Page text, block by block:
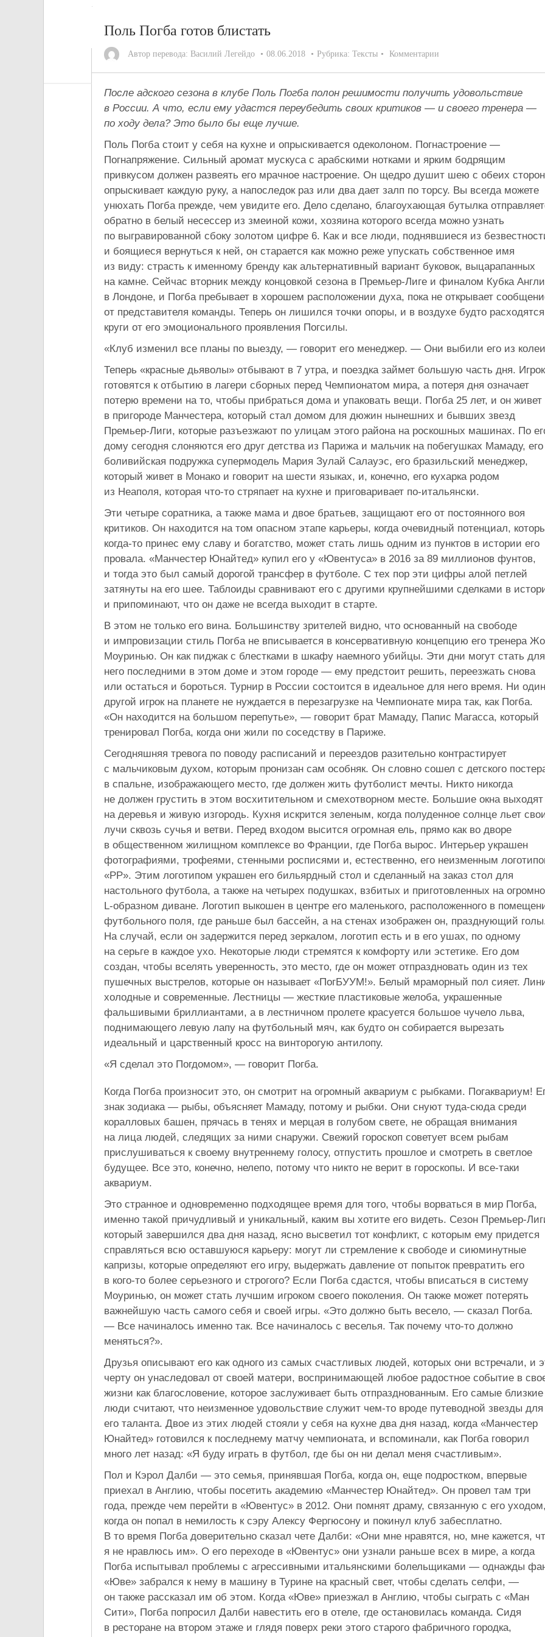
Поль Погба готов блистать
Автор перевода: Василий Легейдо 08.06.2018 Рубрика: Тексты Комментарии
После адского сезона в клубе Поль Погба полон решимости получить удовольствие
в России. А что, если ему удастся переубедить своих критиков — и своего тренера —
по ходу дела? Это было бы еще лучше.
Поль Погба стоит у себя на кухне и опрыскивается одеколоном. Погнастроение —
Погнапряжение. Сильный аромат мускуса с арабскими нотками и ярким бодрящим
привкусом должен развеять его мрачное настроение. Он щедро душит шею с обеих
опрыскивает каждую руку, а напоследок раз или два дает залп по торсу. Вы всегда можете
унюхать Погба прежде, чем увидите его. Дело сделано, благоухающая бутылка
обратно в белый несессер из змеиной кожи, хозяина которого всегда можно узнать
по выгравированной сбоку золотом цифре 6. Как и все люди, поднявшиеся из
и боящиеся вернуться к ней, он старается как можно реже упускать собственное имя
из виду: страсть к именному бренду как альтернативный вариант буковок, выцарапанных
на камне. Сейчас вторник между концовкой сезона в Премьер-Лиге и финалом Кубка
в Лондоне, и Погба пребывает в хорошем расположении духа, пока не открывает
от представителя команды. Теперь он лишился точки опоры, и в воздухе будто расходятся
круги от его эмоционального проявления Погсилы.
«Клуб изменил все планы по выезду, — говорит его менеджер. — Они выбили его из
Теперь «красные дьяволы» отбывают в 7 утра, и поездка займет большую часть дня.
готовятся к отбытию в лагери сборных перед Чемпионатом мира, а потеря дня означает
потерю времени на то, чтобы прибраться дома и упаковать вещи. Погба 25 лет, и он живет
в пригороде Манчестера, который стал домом для дюжин нынешних и бывших звезд
Премьер-Лиги, которые разъезжают по улицам этого района на роскошных машинах. По
дому сегодня слоняются его друг детства из Парижа и мальчик на побегушках Мамаду, его
боливийская подружка супермодель Мария Зулай Салауэс, его бразильский менеджер,
который живет в Монако и говорит на шести языках, и, конечно, его кухарка родом
из Неаполя, которая что-то стряпает на кухне и приговаривает по-итальянски.
Эти четыре соратника, а также мама и двое братьев, защищают его от постоянного воя
критиков. Он находится на том опасном этапе карьеры, когда очевидный потенциал,
когда-то принес ему славу и богатство, может стать лишь одним из пунктов в истории его
провала. «Манчестер Юнайтед» купил его у «Ювентуса» в 2016 за 89 миллионов фунтов,
и тогда это был самый дорогой трансфер в футболе. С тех пор эти цифры алой петлей
затянуты на его шее. Таблоиды сравнивают его с другими крупнейшими сделками в
и припоминают, что он даже не всегда выходит в старте.
В этом не только его вина. Большинству зрителей видно, что основанный на свободе
и импровизации стиль Погба не вписывается в консервативную концепцию его тренера
Моуринью. Он как пиджак с блестками в шкафу наемного убийцы. Эти дни могут стать для
него последними в этом доме и этом городе — ему предстоит решить, переезжать снова
или остаться и бороться. Турнир в России состоится в идеальное для него время. Ни один
другой игрок на планете не нуждается в перезагрузке на Чемпионате мира так, как Погба.
«Он находится на большом перепутье», — говорит брат Мамаду, Папис Магасса, который
тренировал Погба, когда они жили по соседству в Париже.
Сегодняшняя тревога по поводу расписаний и переездов разительно контрастирует
с мальчиковым духом, которым пронизан сам особняк. Он словно сошел с детского
в спальне, изображающего место, где должен жить футболист мечты. Никто никогда
не должен грустить в этом восхитительном и смехотворном месте. Большие окна выходят
на деревья и живую изгородь. Кухня искрится зеленым, когда полуденное солнце льет
лучи сквозь сучья и ветви. Перед входом высится огромная ель, прямо как во дворе
в общественном жилищном комплексе во Франции, где Погба вырос. Интерьер украшен
фотографиями, трофеями, стенными росписями и, естественно, его неизменным
«PP». Этим логотипом украшен его бильярдный стол и сделанный на заказ стол для
настольного футбола, а также на четырех подушках, взбитых и приготовленных на
L-образном диване. Логотип выкошен в центре его маленького, расположенного в
футбольного поля, где раньше был бассейн, а на стенах изображен он, празднующий
На случай, если он задержится перед зеркалом, логотип есть и в его ушах, по одному
на серьге в каждое ухо. Некоторые люди стремятся к комфорту или эстетике. Его дом
создан, чтобы вселять уверенность, это место, где он может отпраздновать один из тех
пушечных выстрелов, которые он называет «ПогБУУМ!». Белый мраморный пол сияет.
холодные и современные. Лестницы — жесткие пластиковые желоба, украшенные
фальшивыми бриллиантами, а в лестничном пролете красуется большое чучело льва,
поднимающего левую лапу на футбольный мяч, как будто он собирается вырезать
идеальный и царственный кросс на винторогую антилопу.
«Я сделал это Погдомом», — говорит Погба.
Когда Погба произносит это, он смотрит на огромный аквариум с рыбками. Погаквариум!
знак зодиака — рыбы, объясняет Мамаду, потому и рыбки. Они снуют туда-сюда среди
коралловых башен, прячась в тенях и мерцая в голубом свете, не обращая внимания
на лица людей, следящих за ними снаружи. Свежий гороскоп советует всем рыбам
прислушиваться к своему внутреннему голосу, отпустить прошлое и смотреть в светлое
будущее. Все это, конечно, нелепо, потому что никто не верит в гороскопы. И все-таки
аквариум.
Это странное и одновременно подходящее время для того, чтобы ворваться в мир Погба,
именно такой причудливый и уникальный, каким вы хотите его видеть. Сезон Премьер-
который завершился два дня назад, ясно высветил тот конфликт, с которым ему придется
справляться всю оставшуюся карьеру: могут ли стремление к свободе и сиюминутные
капризы, которые определяют его игру, выдержать давление от попыток превратить его
в кого-то более серьезного и строгого? Если Погба сдастся, чтобы вписаться в систему
Моуринью, он может стать лучшим игроком своего поколения. Он также может потерять
важнейшую часть самого себя и своей игры. «Это должно быть весело, — сказал Погба.
— Все начиналось именно так. Все начиналось с веселья. Так почему что-то должно
меняться?».
Друзья описывают его как одного из самых счастливых людей, которых они встречали, и
черту он унаследовал от своей матери, воспринимающей любое радостное событие в
жизни как благословение, которое заслуживает быть отпразднованным. Его самые близкие
люди считают, что неизменное удовольствие служит чем-то вроде путеводной звезды для
его таланта. Двое из этих людей стояли у себя на кухне два дня назад, когда «Манчестер
Юнайтед» готовился к последнему матчу чемпионата, и вспоминали, как Погба говорил
много лет назад: «Я буду играть в футбол, где бы он ни делал меня счастливым».
Пол и Кэрол Далби — это семья, принявшая Погба, когда он, еще подростком, впервые
приехал в Англию, чтобы посетить академию «Манчестер Юнайтед». Он провел там три
года, прежде чем перейти в «Ювентус» в 2012. Они помнят драму, связанную с его уходом,
когда он попал в немилость к сэру Алексу Фергюсону и покинул клуб забесплатно.
В то время Погба доверительно сказал чете Далби: «Они мне нравятся, но, мне кажется,
я не нравлюсь им». О его переходе в «Ювентус» они узнали раньше всех в мире, а когда
Погба испытывал проблемы с агрессивными итальянскими болельщиками — однажды
«Юве» забрался к нему в машину в Турине на красный свет, чтобы сделать селфи, —
он также рассказал им об этом. Когда «Юве» приезжал в Англию, чтобы сыграть с «Ман
Сити», Погба попросил Далби навестить его в отеле, где остановилась команда. Сидя
в ресторане на втором этаже и глядя поверх реки этого старого фабричного городка,